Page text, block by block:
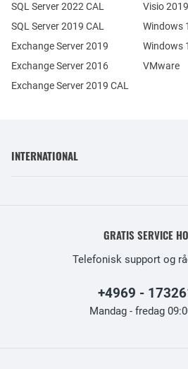
Exchange Server 2019
Exchange Server 2016
SQL Server 2022 CAL
SQL Server 2019 CAL
Exchange Server 2019 CAL
Visio 2019
Windows
Windows
VMware
INTERNATIONAL
GRATIS SERVICE
Telefonisk support og
+4969 -
Mandag - fredag